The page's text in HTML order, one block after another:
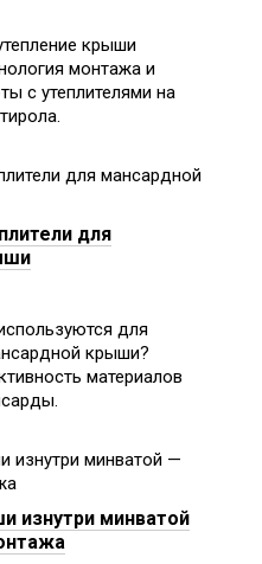
крыши
монтажа и
с утеплителями на
для
для
крыши?
материалов
изнутри минватой